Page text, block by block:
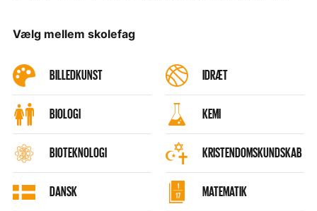
Vælg mellem skolefag
BILLEDKUNST
BIOLOGI
BIOTEKNOLOGI
DANSK
IDRÆT
KEMI
KRISTENDOMSKUNDSKAB
MATEMATIK